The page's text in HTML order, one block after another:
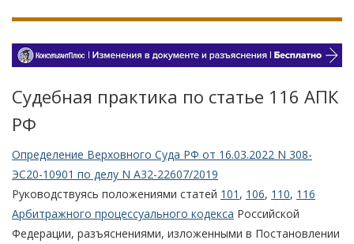
Судебная практика по статье 116 АПК
РФ
Определение Верховного Суда РФ от 16.03.2022 N 308-
ЭС20-10901 по делу N А32-22607/2019
Руководствуясь положениями статей 101 , 106, 110, 116
Арбитражного процессуального кодекса Российской
Федерации, разъяснениями, изложенными в Постановлении